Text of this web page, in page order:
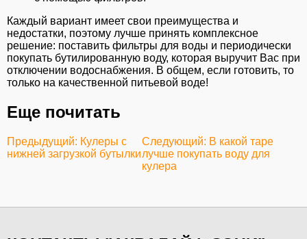
Каждый вариант имеет свои преимущества и
недостатки, поэтому лучше принять комплексное
решение: поставить фильтры для воды и периодически
покупать бутилированную воду, которая выручит Вас при
отключении водоснабжения. В общем, если готовить, то
только на качественной питьевой воде!
Еще почитать
Следующий: В какой таре
лучше покупать воду для
кулера
Предыдущий: Кулеры с
нижней загрузкой бутылки